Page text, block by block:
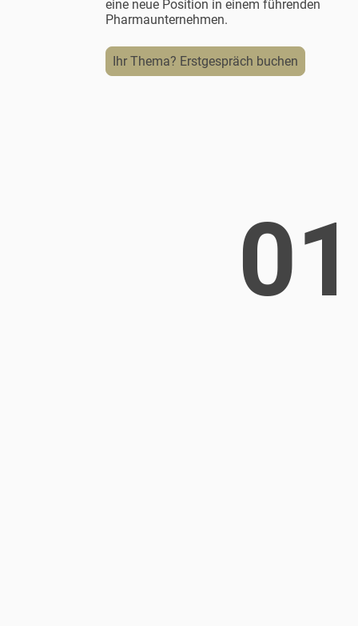
eine neue Position in einem führenden
Pharmaunternehmen.
Ihr Thema? Erstgespräch buchen
01